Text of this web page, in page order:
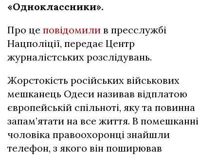
«Одноклассники».
Про це повідомили в пресслужбі
Нацполіції, передає Центр
журналістських розслідувань.
Жорстокість російських військових
мешканець Одеси називав відплатою
європейській спільноті, яку та повинна
запам’ятати на все життя. В помешканні
чоловіка правоохоронці знайшли
телефон, з якого він поширював